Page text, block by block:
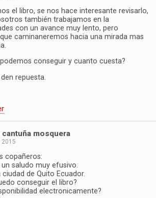
el libro, se nos hace interesante revisarlo,
también trabajamos en la
con un avance muy lento, pero
caminaneremos hacia una mirada mas
conseguir y cuanto cuesta?
repuesta.
mosquera
2015
copañeros:
un saludo muy efusivo.
ciudad de Quito Ecuador.
conseguir el libro?
electronicamente?